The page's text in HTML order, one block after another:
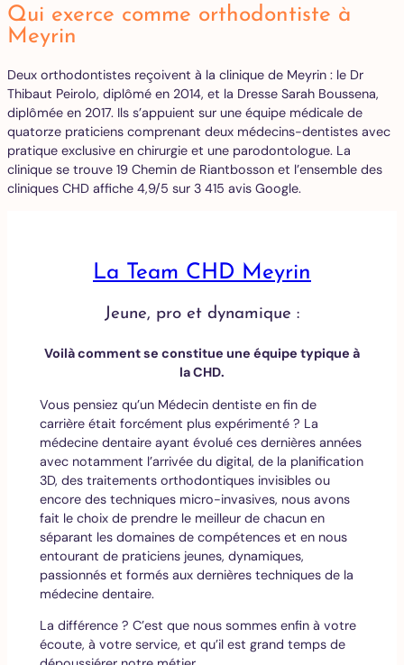
Qui exerce comme orthodontiste à
Meyrin
Deux orthodontistes reçoivent à la clinique de Meyrin : le Dr
Thibaut Peirolo, diplômé en 2014, et la Dresse Sarah Boussena,
diplômée en 2017. Ils s’appuient sur une équipe médicale de
quatorze praticiens comprenant deux médecins-dentistes avec
pratique exclusive en chirurgie et une parodontologue. La
clinique se trouve 19 Chemin de Riantbosson et l’ensemble des
cliniques CHD affiche 4,9/5 sur 3 415 avis Google.
La Team CHD Meyrin
Jeune, pro et dynamique :
Voilà comment se constitue une équipe typique à
la CHD.
Vous pensiez qu’un Médecin dentiste en fin de
carrière était forcément plus expérimenté ? La
médecine dentaire ayant évolué ces dernières années
avec notamment l’arrivée du digital, de la planification
3D, des traitements orthodontiques invisibles ou
encore des techniques micro-invasives, nous avons
fait le choix de prendre le meilleur de chacun en
séparant les domaines de compétences et en nous
entourant de praticiens jeunes, dynamiques,
passionnés et formés aux dernières techniques de la
médecine dentaire.
La différence ? C’est que nous sommes enfin à votre
écoute, à votre service, et qu’il est grand temps de